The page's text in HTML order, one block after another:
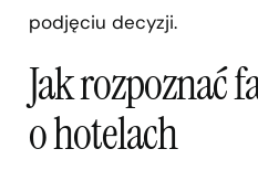
podjęciu decyzji.
Jak rozpoznać
o hotelach